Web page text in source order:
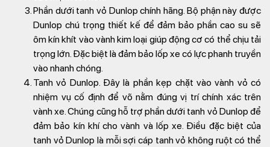
Phần dưới tanh vỏ Dunlop chính hãng. Bộ phận này được
Dunlop chú trọng thiết kế để đảm bảo phần cao su sẽ
ôm kín khít vào vành kim loại giúp động cơ có thể chịu tải
trọng lớn. Đặc biệt là đảm bảo lốp xe có lực phanh truyền
vào nhanh chóng.
Tanh vỏ Dunlop. Đây là phần kẹp chặt vào vành vỏ có
nhiệm vụ cố định để võ nằm đúng vị trí chính xác trên
vành xe. Chúng cũng hỗ trợ phần dưới tanh vỏ Dunlop để
đảm bảo kín khí cho vành và lốp xe. Điều đặc biệt của
tanh vỏ Dunlop là mỗi sợi cáp tanh vỏ không ruột có thể